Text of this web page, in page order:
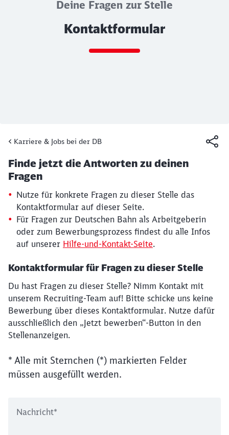
Deine Fragen zur Stelle
Kontaktformular
Ende des Sliders
Karriere & Jobs bei der DB
19. März 2026, 15:13 Uhr
Artikel:
Kontaktformular
Finde jetzt die Antworten zu deinen
Fragen
Nutze für konkrete Fragen zu dieser Stelle das
Kontaktformular auf dieser Seite.
Für Fragen zur Deutschen Bahn als Arbeitgeberin
oder zum Bewerbungsprozess findest du alle Infos
auf unserer Hilfe-und-Kontakt-Seite.
Kontaktformular für Fragen zu dieser Stelle
Du hast Fragen zu dieser Stelle? Nimm Kontakt mit
unserem Recruiting-Team auf! Bitte schicke uns keine
Bewerbung über dieses Kontaktformular. Nutze dafür
ausschließlich den „Jetzt bewerben“-Button in den
Stellenanzeigen.
* Alle mit Sternchen (*) markierten Felder
müssen ausgefüllt werden.
Nachricht*